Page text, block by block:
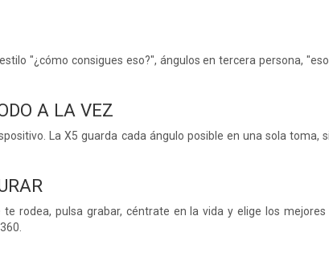
"¿cómo consigues eso?", ángulos en tercera persona,
A LA VEZ
La X5 guarda cada ángulo posible en una sola toma,
rodea, pulsa grabar, céntrate en la vida y elige los